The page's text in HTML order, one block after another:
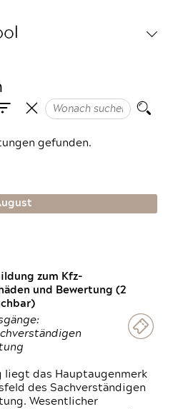
gefunden.
zum Kfz-
und Bewertung (2
liegt das Hauptaugenmerk
des Sachverständigen
Wesentlicher